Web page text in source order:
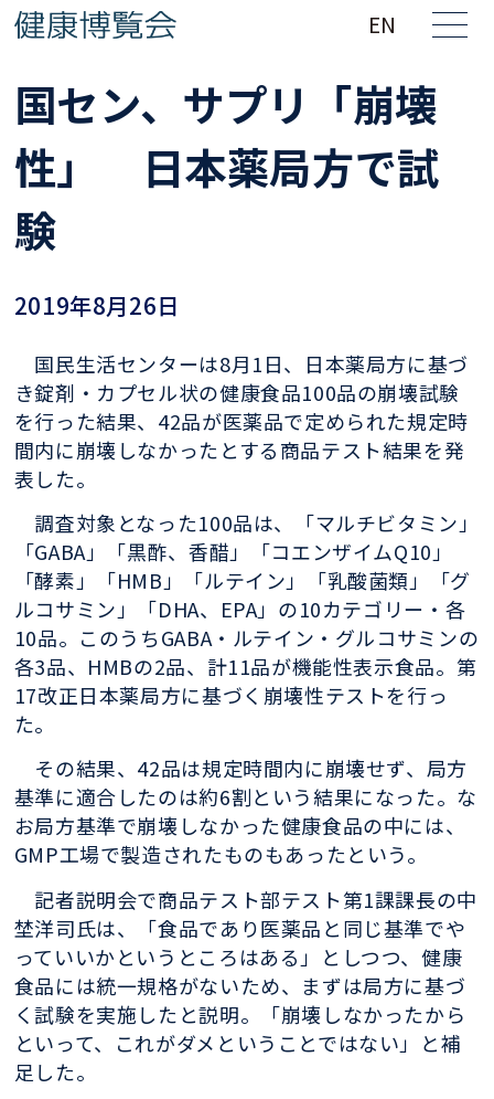
EN
国セン、サプリ「崩壊
性」 日本薬局方で試
験
2019年8月26日
国民生活センターは8月1日、日本薬局方に基づ
き錠剤・カプセル状の健康食品100品の崩壊試験
を行った結果、42品が医薬品で定められた規定時
間内に崩壊しなかったとする商品テスト結果を発
表した。
調査対象となった100品は、「マルチビタミン」
「GABA」「黒酢、香醋」「コエンザイムQ10」
「酵素」「HMB」「ルテイン」「乳酸菌類」「グ
ルコサミン」「DHA、EPA」の10カテゴリー・各
10品。このうちGABA・ルテイン・グルコサミンの
各3品、HMBの2品、計11品が機能性表示食品。第
17改正日本薬局方に基づく崩壊性テストを行っ
た。
その結果、42品は規定時間内に崩壊せず、局方
基準に適合したのは約6割という結果になった。な
お局方基準で崩壊しなかった健康食品の中には、
GMP工場で製造されたものもあったという。
記者説明会で商品テスト部テスト第1課課長の中
埜洋司氏は、「食品であり医薬品と同じ基準でや
っていいかというところはある」としつつ、健康
食品には統一規格がないため、まずは局方に基づ
く試験を実施したと説明。「崩壊しなかったから
といって、これがダメということではない」と補
足した。